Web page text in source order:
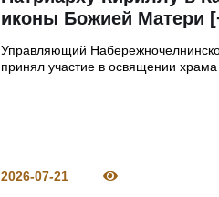
иконы Божией Матери
Управляющий
принял участие в освящении
2026-07-21